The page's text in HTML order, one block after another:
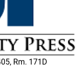
Rm. 171D